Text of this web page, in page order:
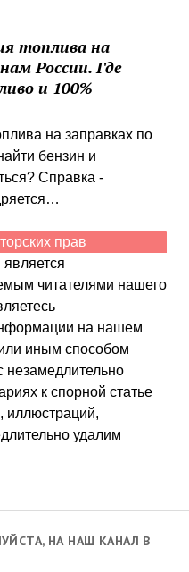
топлива на
России. Где
и 100%
на заправках по
бензин и
Справка -
прав
читателями нашего
на нашем
иным способом
к спорной статье
иллюстраций,
удалим
НА НАШ КАНАЛ В